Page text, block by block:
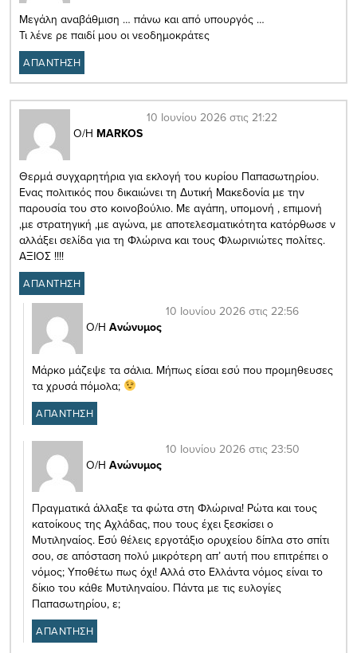
Μεγάλη αναβάθμιση … πάνω και από υπουργός …
Τι λένε ρε παιδί μου οι νεοδημοκράτες
ΑΠΑΝΤΗΣΗ
Ο/Η MARKOS
10 Ιουνίου 2026 στις 21:22
Θερμά συγχαρητήρια για εκλογή του κυρίου Παπασωτηρίου.
Ενας πολιτικός που δικαιώνει τη Δυτική Μακεδονία με την
παρουσία του στο κοινοβούλιο. Με αγάπη, υπομονή , επιμονή
,με στρατηγική ,με αγώνα, με αποτελεσματικότητα κατόρθωσε ν
αλλάξει σελίδα για τη Φλώρινα και τους Φλωρινιώτες πολίτες.
ΑΞΙΟΣ !!!!
ΑΠΑΝΤΗΣΗ
Ο/Η Ανώνυμος
10 Ιουνίου 2026 στις 22:56
Μάρκο μάζεψε τα σάλια. Μήπως είσαι εσύ που προμηθευσες
τα χρυσά πόμολα;
ΑΠΑΝΤΗΣΗ
Ο/Η Ανώνυμος
10 Ιουνίου 2026 στις 23:50
Πραγματικά άλλαξε τα φώτα στη Φλώρινα! Ρώτα και τους
κατοίκους της Αχλάδας, που τους έχει ξεσκίσει ο
Μυτιληναίος. Εσύ θέλεις εργοτάξιο ορυχείου δίπλα στο σπίτι
σου, σε απόσταση πολύ μικρότερη απ’ αυτή που επιτρέπει ο
νόμος; Υποθέτω πως όχι! Αλλά στο Ελλάντα νόμος είναι το
δίκιο του κάθε Μυτιληναίου. Πάντα με τις ευλογίες
Παπασωτηρίου, ε;
ΑΠΑΝΤΗΣΗ